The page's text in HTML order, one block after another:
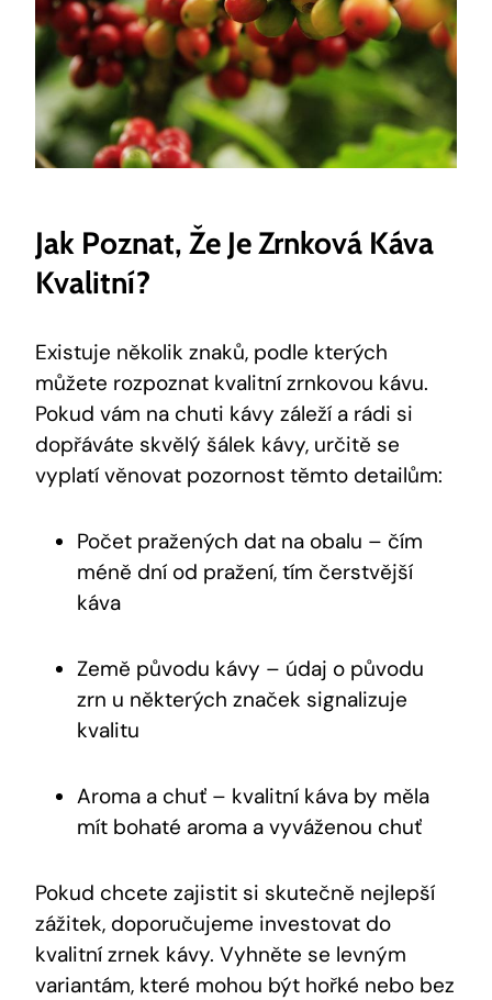
Jak Poznat, Že Je Zrnková Káva
Kvalitní?
Existuje několik znaků, podle kterých
můžete rozpoznat kvalitní zrnkovou kávu.
Pokud vám na chuti kávy záleží a rádi si
dopřáváte skvělý šálek kávy, určitě se
vyplatí věnovat pozornost těmto detailům:
Počet pražených dat na obalu – čím
méně dní od pražení, tím čerstvější
káva
Země původu kávy – údaj o původu
zrn u některých značek signalizuje
kvalitu
Aroma a chuť – kvalitní káva by měla
mít bohaté aroma a vyváženou chuť
Pokud chcete zajistit si skutečně nejlepší
zážitek, doporučujeme investovat do
kvalitní zrnek kávy. Vyhněte se levným
variantám, které mohou být hořké nebo bez